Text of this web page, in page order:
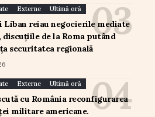
Externe Ultimă oră
Liban reiau negocierile mediate
discuțiile de la Roma putând
securitatea regională
Externe Ultimă oră
cu România reconfigurarea
militare americane.